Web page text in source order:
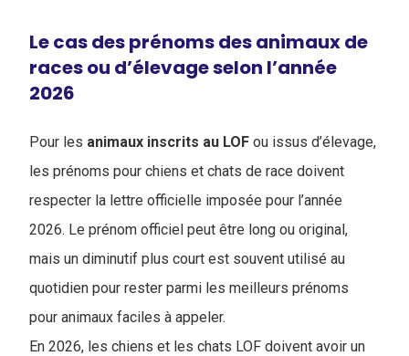
Le cas des prénoms des animaux de
races ou d’élevage selon l’année
2026
Pour les animaux inscrits au LOF ou issus d’élevage,
les prénoms pour chiens et chats de race doivent
respecter la lettre officielle imposée pour l’année
2026. Le prénom officiel peut être long ou original,
mais un diminutif plus court est souvent utilisé au
quotidien pour rester parmi les meilleurs prénoms
pour animaux faciles à appeler.
En 2026, les chiens et les chats LOF doivent avoir un